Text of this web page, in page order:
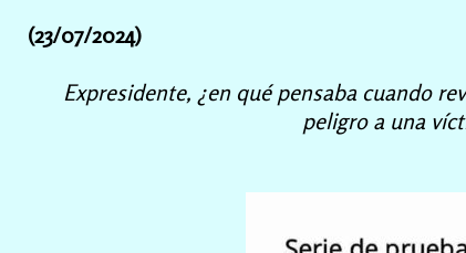
(23/07/2024)
Expresidente, ¿en qué pensaba cuando
peligro a una